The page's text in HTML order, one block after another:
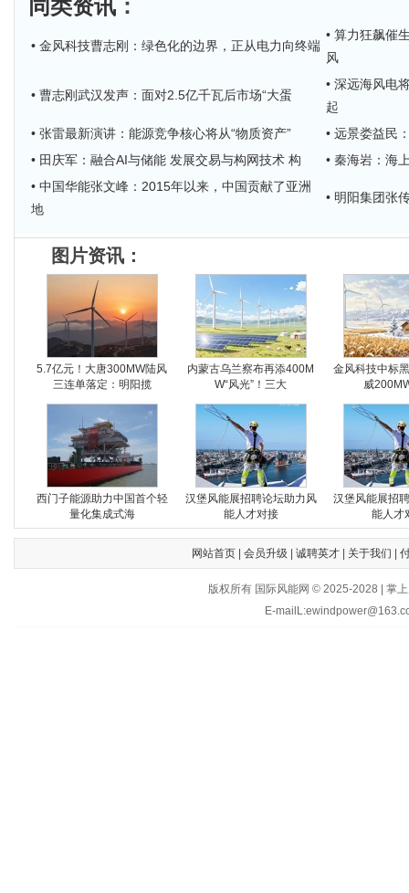
同类资讯 ：
• 金风科技曹志刚：绿色化的边界，正从电力向终端
• 算力狂飙催
风
• 曹志刚武汉发声：面对2.5亿千瓦后市场“大蛋
• 深远海风电
起
• 张雷最新演讲：能源竞争核心将从“物质资产”
• 远景娄益民
• 田庆军：融合AI与储能 发展交易与构网技术 构
• 秦海岩：海
• 中国华能张文峰：2015年以来，中国贡献了亚洲
地
• 明阳集团张
图片资讯：
5.7亿元！大唐300MW陆风
三连单落定：明阳揽
内蒙古乌兰察布再添400M
W“风光”！三大
金风科技中标
威
西门子能源助力中国首个轻
量化集成式海
汉堡风能展招聘论坛助力风
能人才对接
汉堡风能展招
能人才
网站首页| 会员升级 诚聘英才| 关于我们
版权所有 国际风能网 © 2025-2028 | 掌
E-